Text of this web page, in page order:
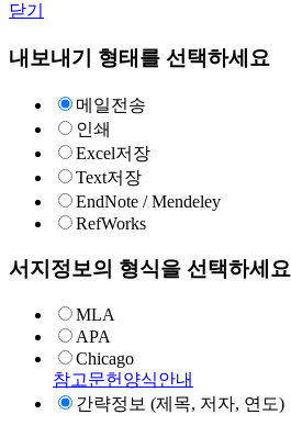
닫기
내보내기 형태를 선택하세요
메일전송
인쇄
Excel저장
Text저장
EndNote / Mendeley
RefWorks
서지정보의 형식을 선택하세요
MLA
APA
Chicago
참고문헌양식안내
간략정보 (제목, 저자, 연도)